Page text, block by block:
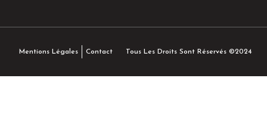
Mentions Légales Contact Tous Les Droits Sont Réservés ©2024